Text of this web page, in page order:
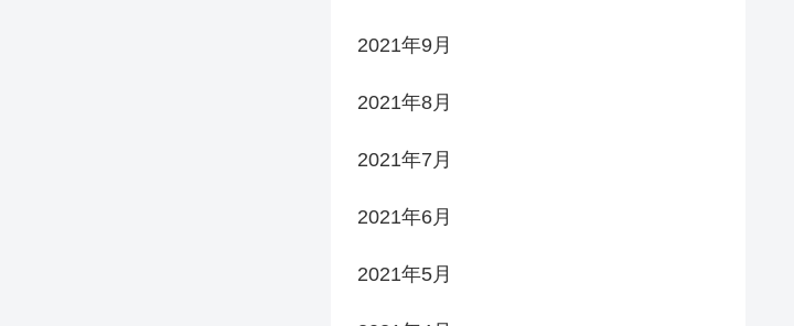
2021年9月
2021年8月
2021年7月
2021年6月
2021年5月